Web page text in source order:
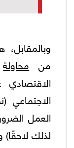
وبالمقابل،
من محاولة
الاقتصادي
الاجتماعي
العمل
لذلك لاحقًا)